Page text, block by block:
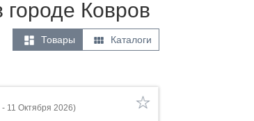
Ковров
 Товары  Каталоги
11 Октября 2026)